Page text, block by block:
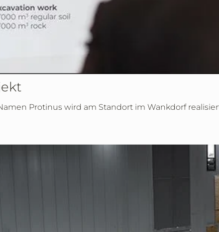
Protinus wird am Standort im Wankdorf realisiert.